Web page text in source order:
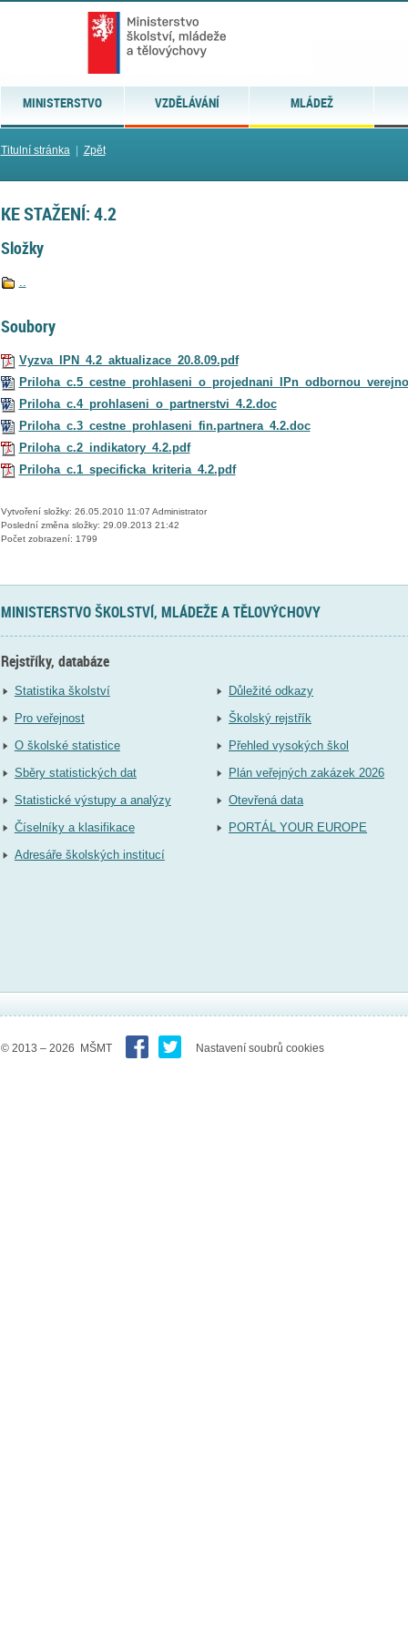
MINISTERSTVO VZDĚLÁVÁNÍ MLÁDEŽ
Titulní stránka| Zpět
KE STAŽENÍ: 4.2
Složky
..
Soubory
Vyzva_IPN_4.2_aktualizace_20.8.09.pdf
Priloha_c.4_prohlaseni_o_partnerstvi_4.2.doc
Priloha_c.3_cestne_prohlaseni_fin.partnera_4.2.doc
Priloha_c.2_indikatory_4.2.pdf
Priloha_c.1_specificka_kriteria_4.2.pdf
Vytvoření složky: 26.05.2010 11:07 Administrator
Poslední změna složky: 29.09.2013 21:42
Počet zobrazení: 1799
MINISTERSTVO ŠKOLSTVÍ, MLÁDEŽE A TĚLOVÝCHOVY
Rejstříky, databáze
Statistika školství
Pro veřejnost
O školské statistice
Sběry statistických dat
Statistické výstupy a analýzy
Číselníky a klasifikace
Adresáře školských institucí
Důležité odkazy
Školský rejstřík
Přehled vysokých škol
Plán veřejných zakázek 2026
Otevřená data
PORTÁL YOUR EUROPE
© 2013 – 2026 MŠMT Nastavení soubrů cookies